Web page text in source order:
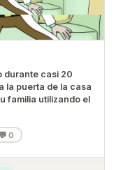
durante casi 20
la puerta de la casa
familia utilizando el
💬 0